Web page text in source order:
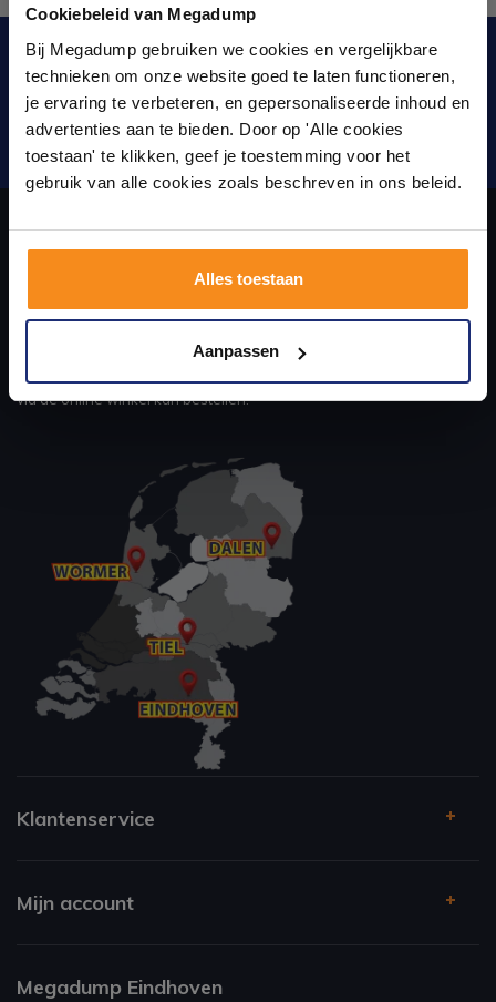
Cookiebeleid van Megadump
Bij Megadump gebruiken we cookies en vergelijkbare
technieken om onze website goed te laten functioneren,
je ervaring te verbeteren, en gepersonaliseerde inhoud en
advertenties aan te bieden. Door op 'Alle cookies
toestaan' te klikken, geef je toestemming voor het
gebruik van alle cookies zoals beschreven in ons beleid.
Alles toestaan
Aanpassen
Blijf op de hoogte van het laatste nieuws en
ontwikkelingen
Verstuur
showroom terecht kunt voor badkamertegels en sanitair, maar ook
via de online winkel kan bestellen!
Klantenservice
Mijn account
Megadump Eindhoven
badkamers in onze 1000 m²
showroom
Laat je inspireren door 21 volledig ingerichte
badkameropstellingen – van compact tot luxe. Onze
ervaren adviseurs helpen je persoonlijk, en je vindt
tegels & sanitair direct uit voorraad. Gratis parkeren
op eigen terrein.
Kom langs en ervaar zelf het verschil!